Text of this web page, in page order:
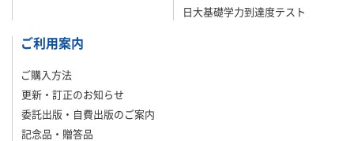
日大基礎学力到達度テスト
ご利用案内
ご購入方法
更新・訂正のお知らせ
委託出版・自費出版のご案内
記念品・贈答品